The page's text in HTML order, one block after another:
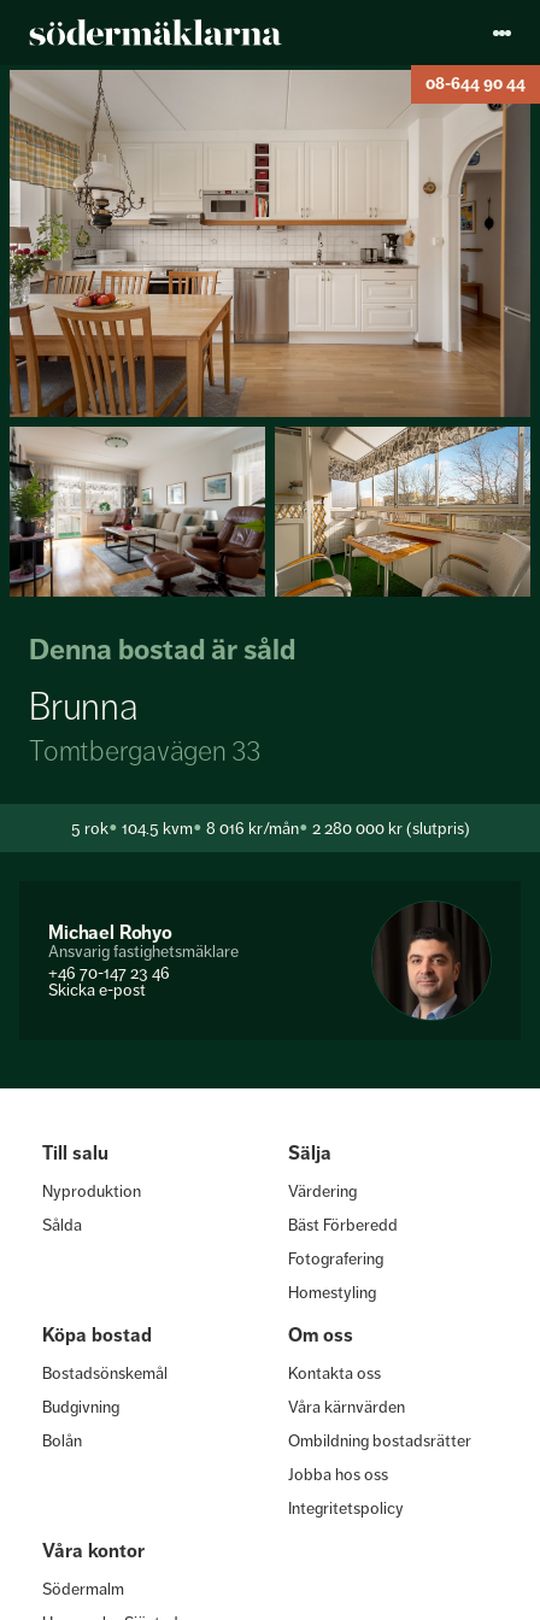
08-644 90 44
Denna bostad är såld
Tomtbergavägen 33
Brunna
5 rok 104.5 kvm 8 016 kr/mån 2 280 000 kr (slutpris)
Michael Rohyo
Ansvarig fastighetsmäklare
+46 70-147 23 46
Skicka e-post
Till salu
Nyproduktion
Sålda
Sälja
Värdering
Bäst Förberedd
Fotografering
Homestyling
Köpa bostad
Bostadsönskemål
Budgivning
Bolån
Om oss
Kontakta oss
Våra kärnvärden
Ombildning bostadsrätter
Jobba hos oss
Integritetspolicy
Våra kontor
Södermalm